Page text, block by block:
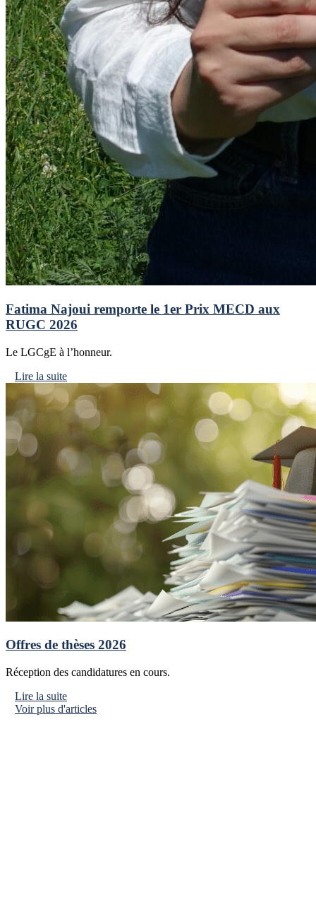
Fatima Najoui remporte le 1er Prix MECD aux
RUGC 2026
Le LGCgE à l’honneur.
Lire la suite
Offres de thèses 2026
Réception des candidatures en cours.
Lire la suite
Voir plus d'articles